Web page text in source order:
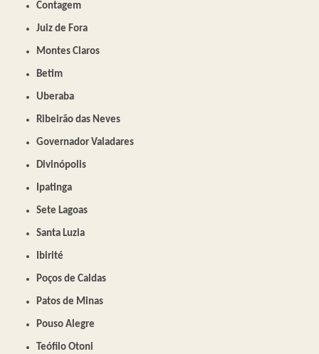
Contagem
Juiz de Fora
Montes Claros
Betim
Uberaba
Ribeirão das Neves
Governador Valadares
Divinópolis
Ipatinga
Sete Lagoas
Santa Luzia
Ibirité
Poços de Caldas
Patos de Minas
Pouso Alegre
Teófilo Otoni